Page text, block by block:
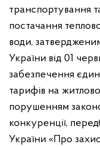
транспортування
постачання
води,
України від 01
забезпечення
тарифів на
порушенням
конкуренції,
України «Про